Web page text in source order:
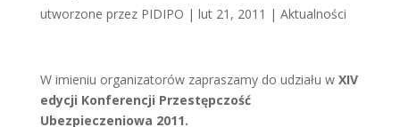
utworzone przez PIDIPO | lut 21, 2011 | Aktualności
W imieniu organizatorów zapraszamy do udziału w XIV
edycji Konferencji Przestępczość
Ubezpieczeniowa 2011.